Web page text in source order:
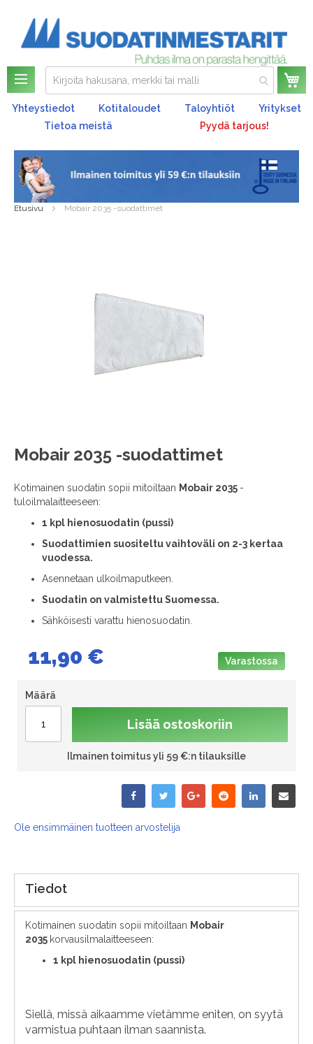
Yhteystiedot Kotitaloudet Taloyhtiöt
Yritykset
Tietoa meistä
Pyydä tarjous!
Etusivu Mobair 2035 -suodattimet
Mobair 2035 -suodattimet
Kotimainen suodatin sopii mitoiltaan Mobair 2035 -
tuloilmalaitteeseen:
1 kpl hienosuodatin (pussi)
Suodattimien suositeltu vaihtoväli on 2-3 kertaa
vuodessa.
Asennetaan ulkoilmaputkeen.
Suodatin on valmistettu Suomessa.
Sähköisesti varattu hienosuodatin.
11,90 € Varastossa
Määrä
Lisää ostoskoriin
Ilmainen toimitus yli 59 €:n tilauksille
Ole ensimmäinen tuotteen arvostelija
Skip
to
beginning
of
gallery
Tiedot
Kotimainen suodatin sopii mitoiltaan Mobair
2035 korvausilmalaitteeseen:
1 kpl hienosuodatin (pussi)
Siellä, missä aikaamme vietämme eniten, on syytä
varmistua puhtaan ilman saannista.